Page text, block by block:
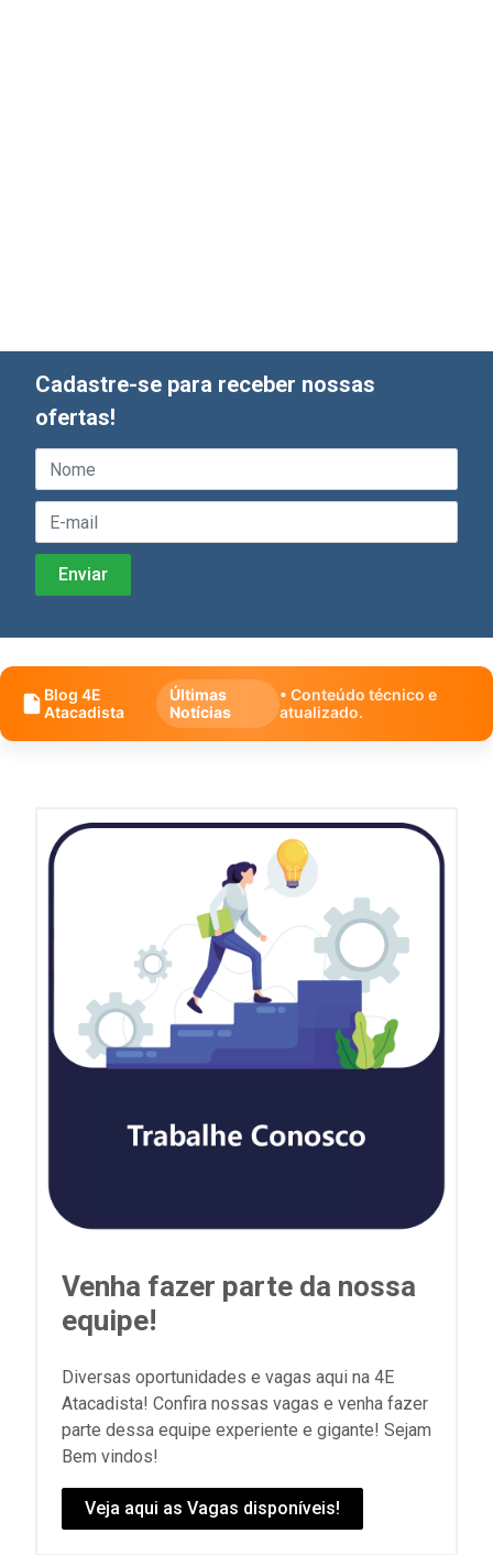
Cadastre-se para receber nossas
ofertas!
Blog 4E
Atacadista
Últimas
Notícias
• Conteúdo técnico e
atualizado.
Venha fazer parte da nossa
equipe!
Diversas oportunidades e vagas aqui na 4E
Atacadista! Confira nossas vagas e venha fazer
parte dessa equipe experiente e gigante! Sejam
Bem vindos!
Veja aqui as Vagas disponíveis!